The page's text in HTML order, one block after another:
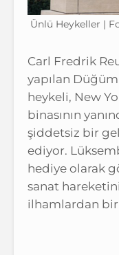
Ünlü Heykeller |
Carl Fredrik
yapılan
heykeli, New
binasının
şiddetsiz bir
ediyor.
hediye olarak
sanat
ilhamlardan